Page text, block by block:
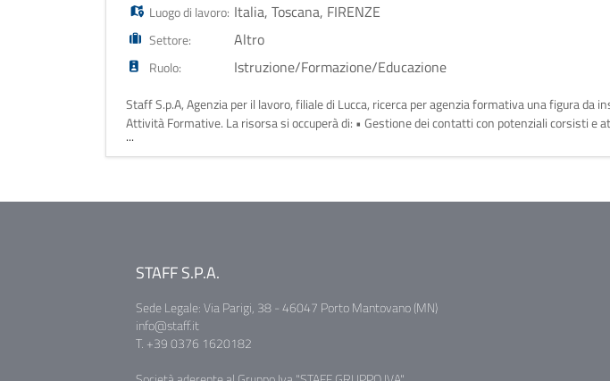
Luogo di lavoro: Italia,Toscana, FIRENZE
Settore: Altro
Ruolo: Istruzione/Formazione/Educazione
Staff S.p.A, Agenzia per il lavoro, filiale di Lucca, ricerca per agenzia formativa una figura da
Attività Formative. La risorsa si occuperà di: • Gestione dei contatti con potenziali corsisti
percorsi formativi
...
STAFF S.P.A.
Sede Legale: Via Parigi, 38 - 46047 Porto Mantovano (MN)
info@staff.it
T. +39 0376 1620182